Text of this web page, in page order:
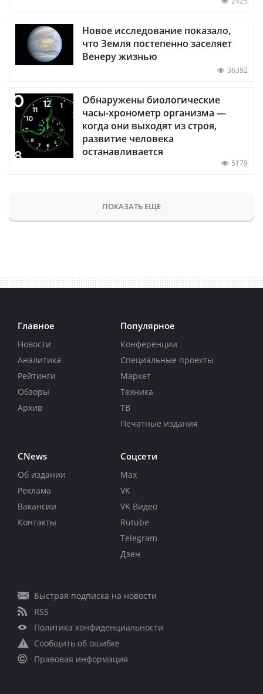
Новое исследование показало,
что Земля постепенно заселяет
Венеру жизнью
36392
Обнаружены биологические
часы-хронометр организма —
когда они выходят из строя,
развитие человека
останавливается
5179
ПОКАЗАТЬ ЕЩЕ
Главное
Новости
Аналитика
Рейтинги
Обзоры
Архив
Популярное
Конференции
Специальные проекты
Маркет
Техника
ТВ
Печатные издания
CNews
Об издании
Реклама
Вакансии
Контакты
Соцсети
Max
VK
VK Видео
Rutube
Telegram
Дзен
Быстрая подписка на новости
RSS
Политика конфиденциальности
Сообщить об ошибке
Правовая информация